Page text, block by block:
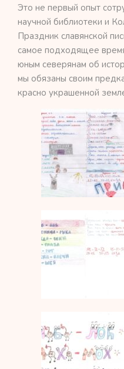
Это не первый опыт
научной библиотеки и
Праздник славянской
самое подходящее
юным северянам об
мы обязаны своим
красно украшенной